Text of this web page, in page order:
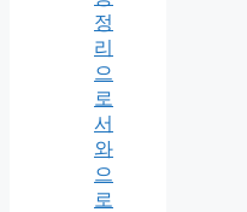
정
리
으
로
서
와
으
로